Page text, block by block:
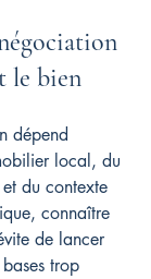
le bien
dépend
local, du
du contexte
connaître
de lancer
trop